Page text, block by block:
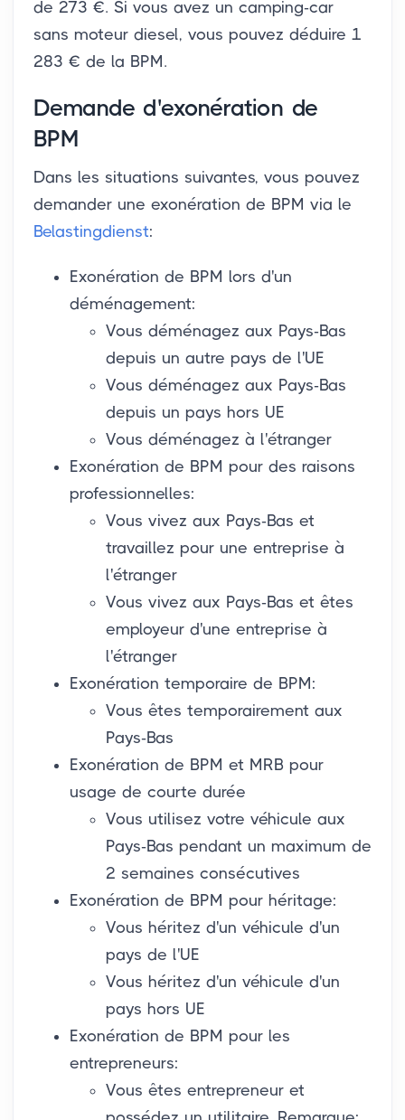
de 273 €. Si vous avez un camping-car
sans moteur diesel, vous pouvez déduire 1
283 € de la BPM.
Demande d'exonération de
BPM
Dans les situations suivantes, vous pouvez
demander une exonération de BPM via le
Belastingdienst:
Exonération de BPM lors d'un
déménagement:
Vous déménagez aux Pays-Bas
depuis un autre pays de l'UE
Vous déménagez aux Pays-Bas
depuis un pays hors UE
Vous déménagez à l'étranger
Exonération de BPM pour des raisons
professionnelles:
Vous vivez aux Pays-Bas et
travaillez pour une entreprise à
l'étranger
Vous vivez aux Pays-Bas et êtes
employeur d'une entreprise à
l'étranger
Exonération temporaire de BPM:
Vous êtes temporairement aux
Pays-Bas
Exonération de BPM et MRB pour
usage de courte durée
Vous utilisez votre véhicule aux
Pays-Bas pendant un maximum de
2 semaines consécutives
Exonération de BPM pour héritage:
Vous héritez d'un véhicule d'un
pays de l'UE
Vous héritez d'un véhicule d'un
pays hors UE
Exonération de BPM pour les
entrepreneurs:
Vous êtes entrepreneur et